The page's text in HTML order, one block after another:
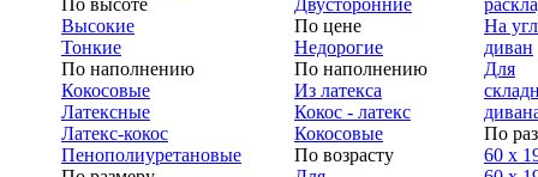
По высоте
Высокие
Тонкие
По наполнению
Кокосовые
Латексные
Латекс-кокос
Пенополиуретановые
Двусторонние
По цене
Недорогие
По наполнению
Из латекса
Кокос - латекс
Кокосовые
По возрасту
На
диван
Для
По
60 х